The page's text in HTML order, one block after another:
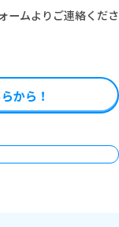
ームよりご連絡くださ
から！